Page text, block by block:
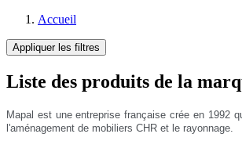
Accueil
Appliquer les filtres
Liste des produits de la
Mapal est une entreprise française crée en 1992
l'aménagement de mobiliers CHR et le rayonnage